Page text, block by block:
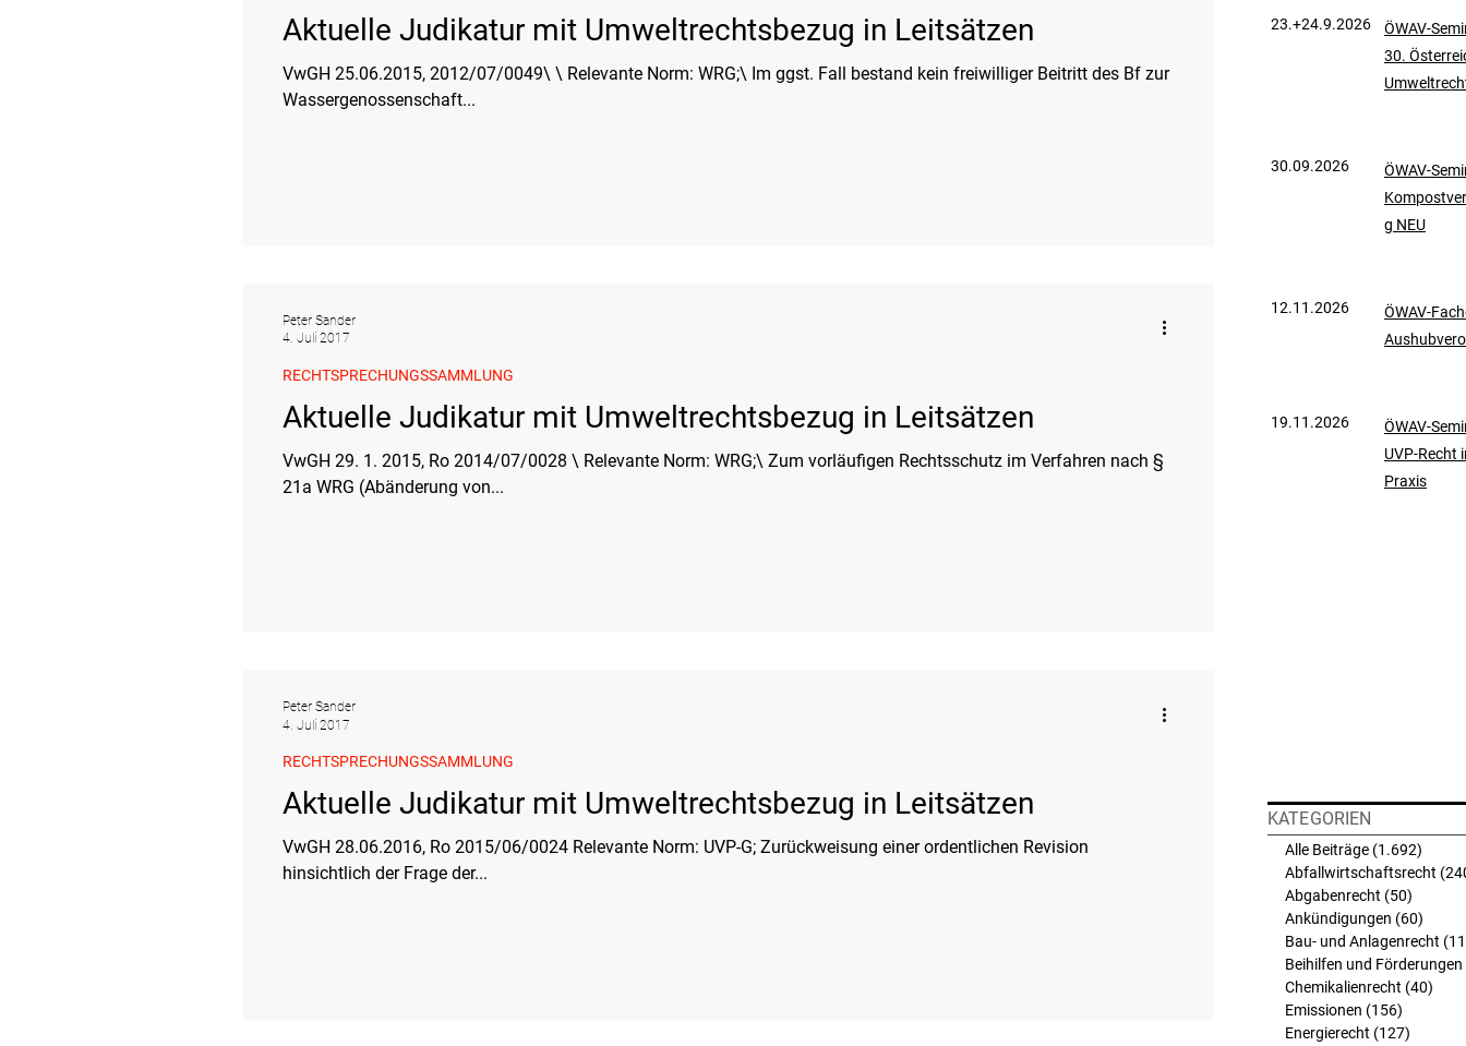
Tierschutzrecht Umwelthaftung
Aktuelle Judikatur mit Umweltrechtsbezug in Leitsätzen
VwGH 25.06.2015, 2012/07/0049\ \ Relevante Norm: WRG;\ Im ggst. Fall bestand kein freiwilliger Beitritt des Bf zur
Wassergenossenschaft...
Aktuelle Judikatur mit Umweltrechtsbezug in Leitsätzen
VwGH 29. 1. 2015, Ro 2014/07/0028 \ Relevante Norm: WRG;\ Zum vorläufigen Rechtsschutz im Verfahren nach §
21a WRG (Abänderung von...
RECHTSPRECHUNGSSAMMLUNG
Peter Sander
4. Juli 2017
Aktuelle Judikatur mit Umweltrechtsbezug in Leitsätzen
VwGH 28.06.2016, Ro 2015/06/0024 Relevante Norm: UVP-G; Zurückweisung einer ordentlichen Revision
hinsichtlich der Frage der...
RECHTSPRECHUNGSSAMMLUNG
Peter Sander
4. Juli 2017
Alle Beiträge (1.692)
Abfallwirtschaftsrecht
Abgabenrecht (50)
Ankündigungen (60)
Bau- und Anlagenrecht
Beihilfen und Förderungen
Chemikalienrecht (40)
Emissionen (156)
Energierecht (127)
23.+24.9.2026
ÖWAV-
30.
30.09.2026
ÖWAV-
g NEU
12.11.2026
ÖWAV-
19.11.2026
ÖWAV-
UVP-Recht
Praxis
KATEGORIEN